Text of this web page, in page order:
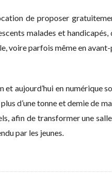
de proposer
malades et
voire parfois même en
aujourd’hui en numérique
d’une tonne et demie de
afin de transformer une
par les jeunes.